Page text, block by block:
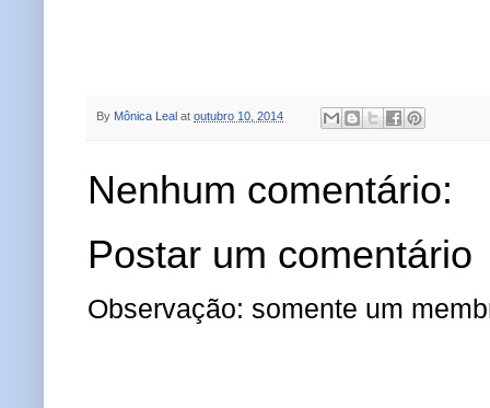
By Mônica Leal at outubro 10, 2014
Nenhum comentário:
Postar um comentário
Observação: somente um